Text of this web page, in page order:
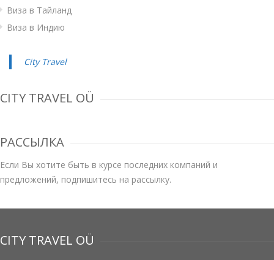
Виза в Тайланд
Виза в Индию
City Travel
CITY TRAVEL OÜ
РАССЫЛКА
Если Вы хотите быть в курсе последних компаний и
предложений, подпишитесь на рассылку.
CITY TRAVEL OÜ